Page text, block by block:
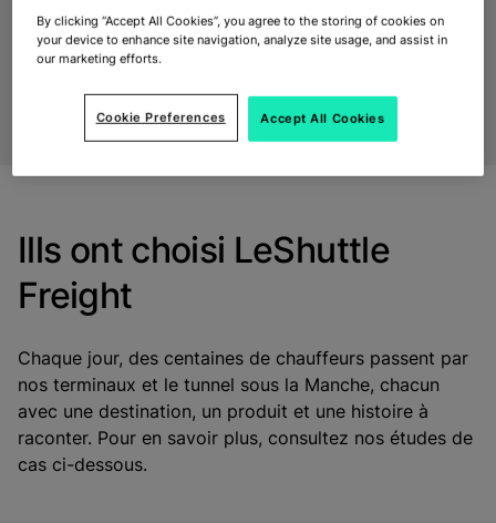
Comment se passe un voyage avec LeShuttle Freight
Ills ont choisi LeShuttle
Freight
Chaque jour, des centaines de chauffeurs passent par
nos terminaux et le tunnel sous la Manche, chacun
avec une destination, un produit et une histoire à
raconter. Pour en savoir plus, consultez nos études de
cas ci-dessous.
By clicking “Accept All Cookies”, you agree to the storing of cookies on
your device to enhance site navigation, analyze site usage, and assist in
our marketing efforts.
Cookie Preferences Accept All Cookies